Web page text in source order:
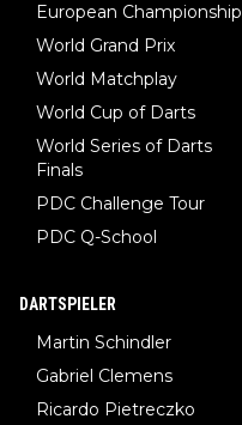
European Championship
World Grand Prix
World Matchplay
World Cup of Darts
World Series of Darts
Finals
PDC Challenge Tour
PDC Q-School
DARTSPIELER
Martin Schindler
Gabriel Clemens
Ricardo Pietreczko